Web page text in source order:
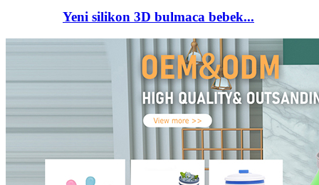
Yeni silikon 3D bulmaca bebek...